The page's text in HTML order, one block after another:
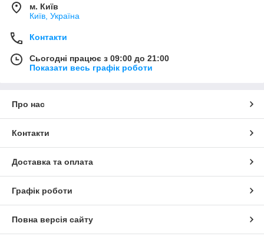
м. Київ
Київ, Україна
Контакти
Сьогодні працює з 09:00 до 21:00
Показати весь графік роботи
Про нас
Контакти
Доставка та оплата
Графік роботи
Повна версія сайту